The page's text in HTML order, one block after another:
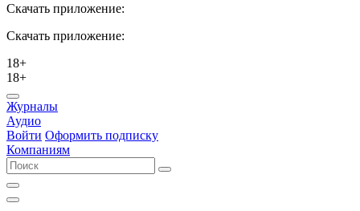
Скачать приложение:
Скачать приложение:
18+
18+
Журналы
Аудио
Войти Оформить подписку
Компаниям